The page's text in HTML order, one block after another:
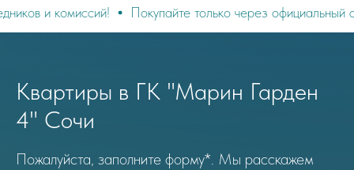
Покупайте только через официальный сайт
Квартиры в ГК "Марин Гарден
4" Сочи
Пожалуйста, заполните форму*. Мы расскажем